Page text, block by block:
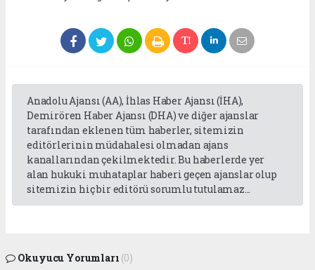
Anadolu Ajansı (AA), İhlas Haber Ajansı (İHA),
Demirören Haber Ajansı (DHA) ve diğer ajanslar
tarafından eklenen tüm haberler, sitemizin
editörlerinin müdahalesi olmadan ajans
kanallarından çekilmektedir. Bu haberlerde yer
alan hukuki muhataplar haberi geçen ajanslar olup
sitemizin hiç bir editörü sorumlu tutulamaz...
Okuyucu Yorumları (0)